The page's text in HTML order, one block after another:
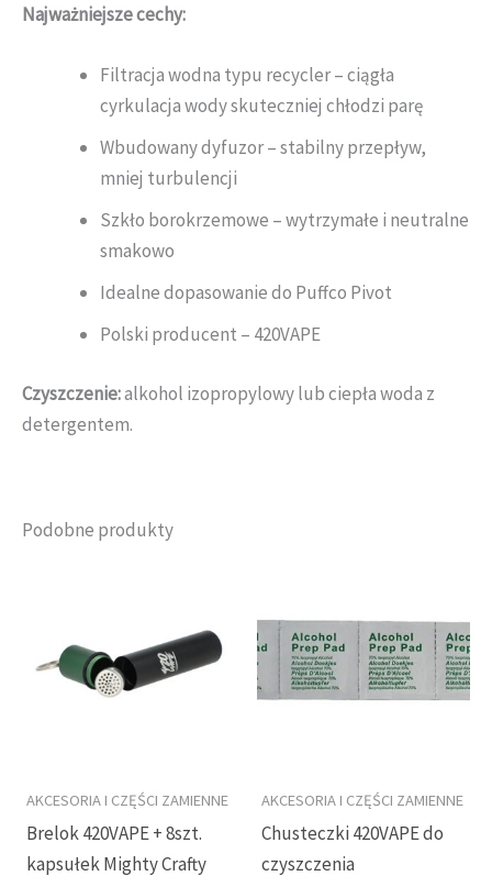
Najważniejsze cechy:
Filtracja wodna typu recycler – ciągła
cyrkulacja wody skuteczniej chłodzi parę
Wbudowany dyfuzor – stabilny przepływ,
mniej turbulencji
Szkło borokrzemowe – wytrzymałe i neutralne
smakowo
Idealne dopasowanie do Puffco Pivot
Polski producent – 420VAPE
Czyszczenie:alkohol izopropylowy lub ciepła woda z
detergentem.
Podobne produkty
AKCESORIA I CZĘŚCI ZAMIENNE
Brelok 420VAPE + 8szt.
kapsułek Mighty Crafty
AKCESORIA I CZĘŚCI ZAMIENNE
Chusteczki 420VAPE do
czyszczenia